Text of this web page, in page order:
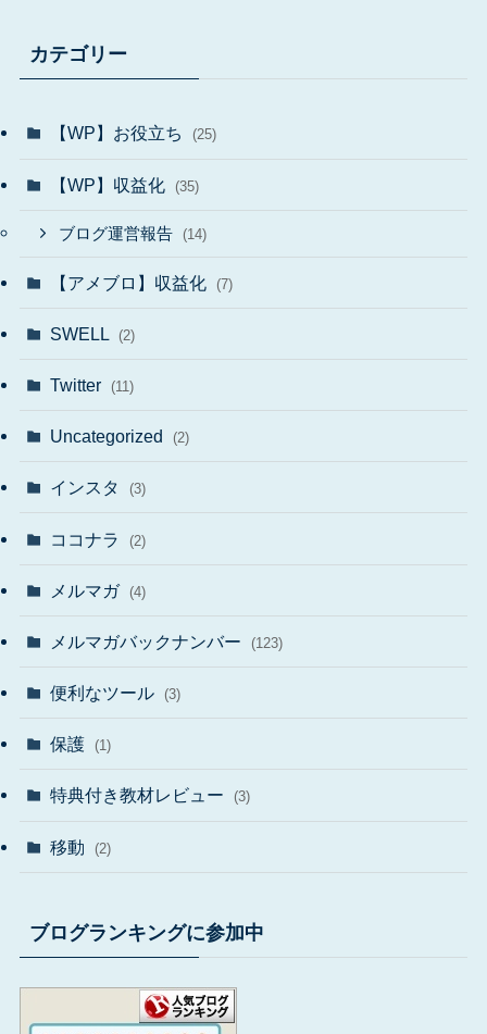
カテゴリー
【WP】お役立ち (25)
【WP】収益化 (35)
ブログ運営報告 (14)
【アメブロ】収益化 (7)
SWELL (2)
Twitter (11)
Uncategorized (2)
インスタ (3)
ココナラ (2)
メルマガ (4)
メルマガバックナンバー (123)
便利なツール (3)
保護 (1)
特典付き教材レビュー (3)
移動 (2)
ブログランキングに参加中